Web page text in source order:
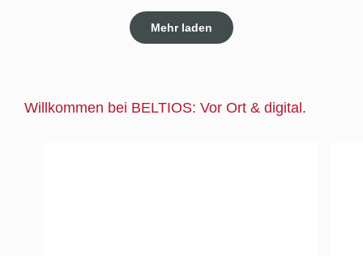
Mehr laden
Willkommen bei BELTIOS: Vor Ort & digital.